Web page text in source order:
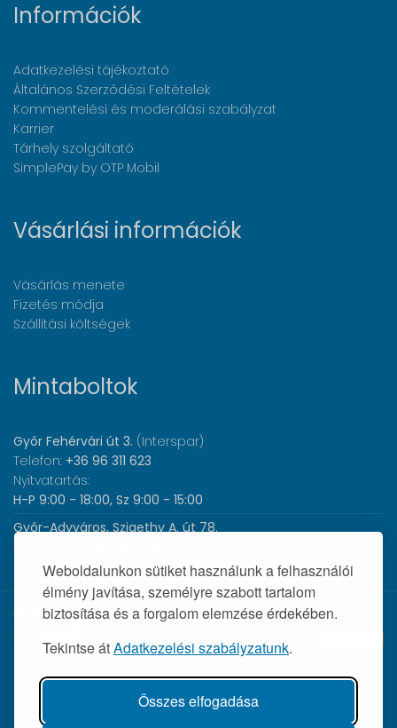
Weboldalunkon sütiket használunk a felhasználói
élmény javítása, személyre szabott tartalom
biztosítása és a forgalom elemzése érdekében.
Tekintse átAdatkezelési szabályzatunk.
Összes elfogadása
Információk
Adatkezelési tájékoztató
Általános Szerződési Feltételek
Kommentelési és moderálási szabályzat
Karrier
Tárhely szolgáltató
SimplePay by OTP Mobil
Vásárlási információk
Vásárlás menete
Fizetés módja
Szállítási költségek
Mintaboltok
Győr Fehérvári út 3. (Interspar)
Telefon: +36 96 311 623
Nyitvatartás:
H-P 9:00 - 18:00, Sz 9:00 - 15:00
Győr-Adyváros, Szigethy A. út 78.
Telefon:
Nyitvatartás:H-P 8:00 - 17:00
© 2026 Wolf Orvosi Műszer Kft. |